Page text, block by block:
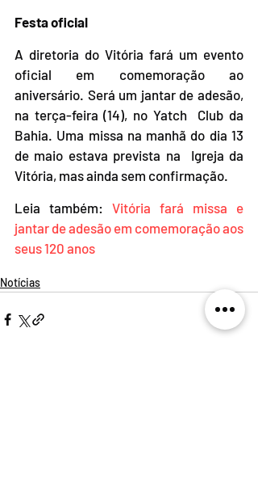
Festa oficial
A diretoria do Vitória fará um evento
oficial em comemoração ao
aniversário. Será um jantar de adesão,
na terça-feira (14), no Yatch  Club da
Bahia. Uma missa na manhã do dia 13
de maio estava prevista na  Igreja da
Vitória, mas ainda sem confirmação.
Leia também: Vitória fará missa e
jantar de adesão em comemoração aos
seus 120 anos
Notícias